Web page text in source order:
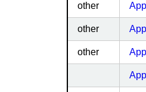
other
other
other